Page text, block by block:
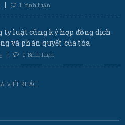
1 bình luận
ty luật cũng ký hợp đồng dịch
và phán quyết của tòa
0 Bình luận
VIẾT KHÁC